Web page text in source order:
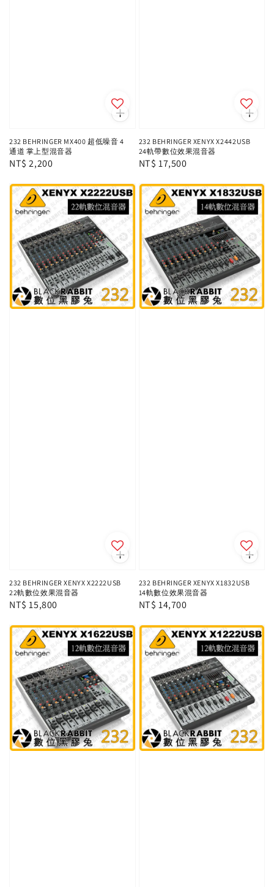
232 BEHRINGER MX400 超低噪音 4
通道 掌上型混音器
Regular
NT$ 2,200
232 BEHRINGER XENYX X2442USB
24軌帶數位效果混音器
Regular
NT$ 17,500
232 BEHRINGER XENYX X2222USB
22軌數位效果混音器
Regular
NT$ 15,800
232 BEHRINGER XENYX X1832USB
14軌數位效果混音器
Regular
NT$ 14,700